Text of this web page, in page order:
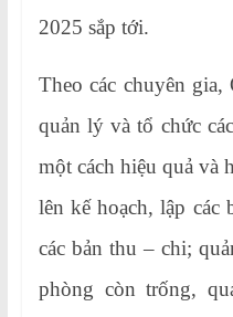
2025 sắp tới.
Theo các chuyên
quản lý và tổ chức
một cách hiệu quả
lên kế hoạch, lập các
các bản thu – chi;
phòng còn trống,